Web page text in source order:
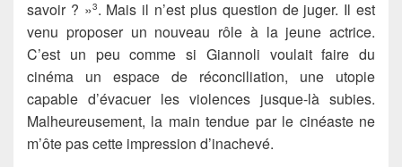
savoir ? »3. Mais il n’est plus question de juger. Il est
venu proposer un nouveau rôle à la jeune actrice.
C’est un peu comme si Giannoli voulait faire du
cinéma un espace de réconciliation, une utopie
capable d’évacuer les violences jusque-là subies.
Malheureusement, la main tendue par le cinéaste ne
m’ôte pas cette impression d’inachevé.